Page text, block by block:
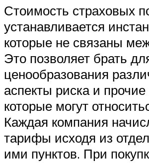
Стоимость страховых
устанавливается
которые не связаны
Это позволяет брать
ценообразования
аспекты риска и
которые могут
Каждая компания
тарифы исходя из
ими пунктов. При